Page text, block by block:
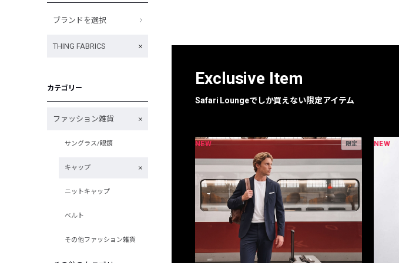
フォーカスブランド
ブランドを選択
THING FABRICS
カテゴリー
ファッション雑貨
サングラス/眼鏡
キャップ
ニットキャップ
ベルト
その他ファッション雑貨
Exclusive Item
Safari Loungeでしか買えない限定アイテム
NEW 限定 NEW